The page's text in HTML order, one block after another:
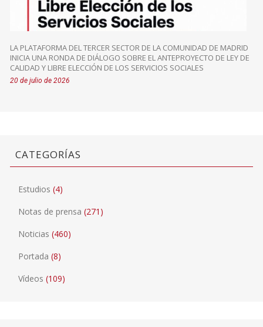
LA PLATAFORMA DEL TERCER SECTOR DE LA COMUNIDAD DE MADRID
INICIA UNA RONDA DE DIÁLOGO SOBRE EL ANTEPROYECTO DE LEY DE
CALIDAD Y LIBRE ELECCIÓN DE LOS SERVICIOS SOCIALES
20 de julio de 2026
CATEGORÍAS
Estudios (4)
Notas de prensa (271)
Noticias (460)
Portada (8)
Vídeos (109)